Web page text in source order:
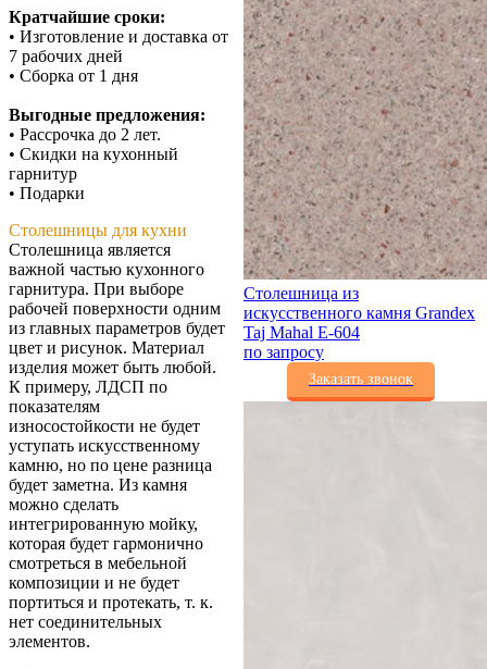
Кратчайшие сроки:
• Изготовление и доставка от
7 рабочих дней
• Сборка от 1 дня
Выгодные предложения:
• Рассрочка до 2 лет.
• Скидки на кухонный
гарнитур
• Подарки
Столешницы для кухни
Столешница является
важной частью кухонного
гарнитура. При выборе
рабочей поверхности одним
из главных параметров будет
цвет и рисунок. Материал
изделия может быть любой.
К примеру, ЛДСП по
показателям
износостойкости не будет
уступать искусственному
камню, но по цене разница
будет заметна. Из камня
можно сделать
интегрированную мойку,
которая будет гармонично
смотреться в мебельной
композиции и не будет
портиться и протекать, т. к.
нет соединительных
элементов.
Столешница из
искусственного камня Grandex
Taj Mahal E-604
по запросу
Заказать звонок